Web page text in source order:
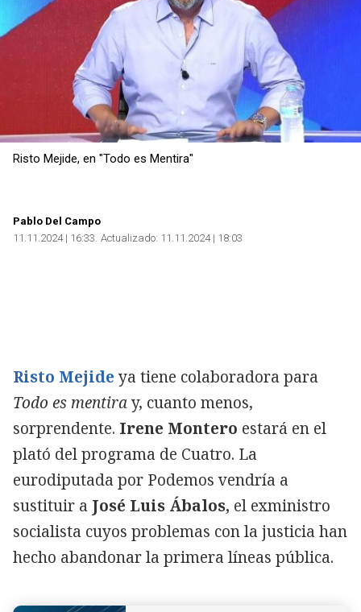
Risto Mejide, en "Todo es Mentira"
Pablo Del Campo
11.11.2024 | 16:33 Actualizado: 11.11.2024 | 18:03
Risto Mejide ya tiene colaboradora para
Todo es mentiray, cuanto menos,
sorprendente. Irene Montero estará en el
plató del programa de Cuatro. La
eurodiputada por Podemos vendría a
sustituir a José Luis Ábalos, el exministro
socialista cuyos problemas con la justicia han
hecho abandonar la primera líneas pública.